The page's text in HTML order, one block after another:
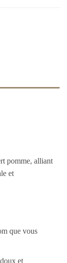
pomme, alliant
et
que vous
et